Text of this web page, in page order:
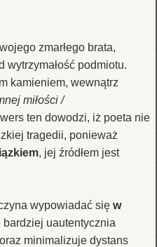
zmarłego brata,
wytrzymałość podmiotu.
kamieniem, wewnątrz
miłości /
ten dowodzi, iż poeta nie
tragedii, ponieważ
, jej źródłem jest
wypowiadać się w
bardziej uautentycznia
minimalizuje dystans